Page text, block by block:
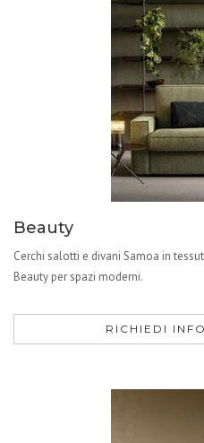
Beauty
Cerchi salotti e divani Samoa in
Beauty per spazi moderni.
RICHIEDI